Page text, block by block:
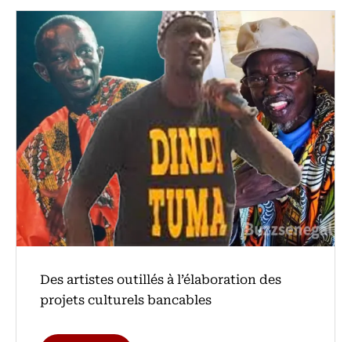
Des artistes outillés à l’élaboration des
projets culturels bancables